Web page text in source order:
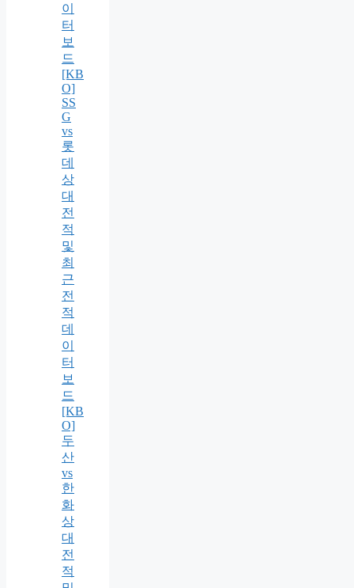
이
터
보
드
[KB
O]
SS
G
vs
롯
데
상
대
전
적
및
최
근
전
적
데
이
터
보
드
[KB
O]
두
산
vs
한
화
상
대
전
적